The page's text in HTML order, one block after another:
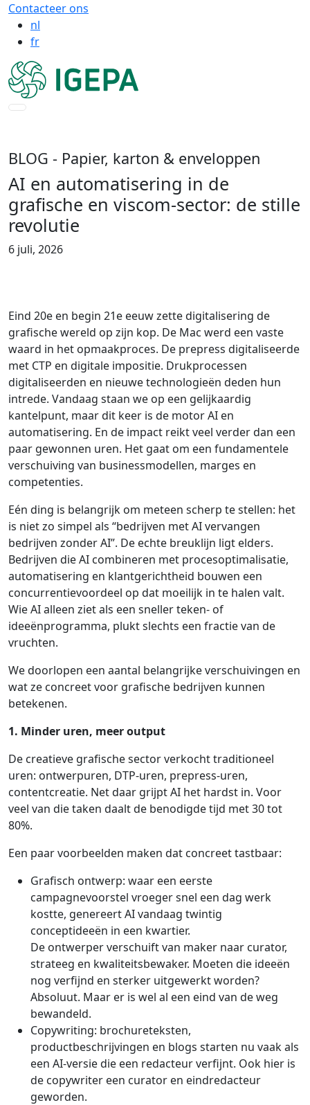
Contacteer ons
nl
fr
BLOG - Papier, karton & enveloppen
AI en automatisering in de
grafische en viscom-sector: de stille
revolutie
6 juli, 2026
Eind 20e en begin 21e eeuw zette digitalisering de
grafische wereld op zijn kop. De Mac werd een vaste
waard in het opmaakproces. De prepress digitaliseerde
met CTP en digitale impositie. Drukprocessen
digitaliseerden en nieuwe technologieën deden hun
intrede. Vandaag staan we op een gelijkaardig
kantelpunt, maar dit keer is de motor AI en
automatisering. En de impact reikt veel verder dan een
paar gewonnen uren. Het gaat om een fundamentele
verschuiving van businessmodellen, marges en
competenties.
Eén ding is belangrijk om meteen scherp te stellen: het
is niet zo simpel als “bedrijven met AI vervangen
bedrijven zonder AI”. De echte breuklijn ligt elders.
Bedrijven die AI combineren met procesoptimalisatie,
automatisering en klantgerichtheid bouwen een
concurrentievoordeel op dat moeilijk in te halen valt.
Wie AI alleen ziet als een sneller teken- of
ideeënprogramma, plukt slechts een fractie van de
vruchten.
We doorlopen een aantal belangrijke verschuivingen en
wat ze concreet voor grafische bedrijven kunnen
betekenen.
1. Minder uren, meer output
De creatieve grafische sector verkocht traditioneel
uren: ontwerpuren, DTP-uren, prepress-uren,
contentcreatie. Net daar grijpt AI het hardst in. Voor
veel van die taken daalt de benodigde tijd met 30 tot
80%.
Een paar voorbeelden maken dat concreet tastbaar:
Grafisch ontwerp: waar een eerste
campagnevoorstel vroeger snel een dag werk
kostte, genereert AI vandaag twintig
conceptideeën in een kwartier.
De ontwerper verschuift van maker naar curator,
strateeg en kwaliteitsbewaker. Moeten die ideeën
nog verfijnd en sterker uitgewerkt worden?
Absoluut. Maar er is wel al een eind van de weg
bewandeld.
Copywriting: brochureteksten,
productbeschrijvingen en blogs starten nu vaak als
een AI-versie die een redacteur verfijnt. Ook hier is
de copywriter een curator en eindredacteur
geworden.